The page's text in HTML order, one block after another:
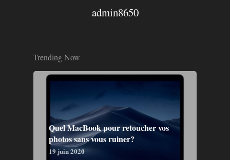
admin8650
Trending Now
Quel MacBook pour retoucher vos
photos sans vous ruiner?
19 juin 2020